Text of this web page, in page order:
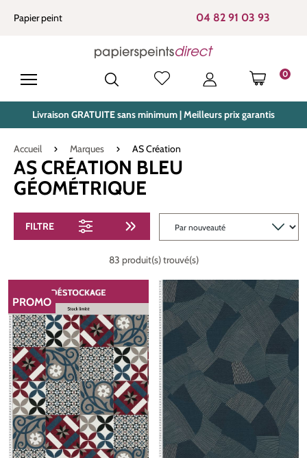
principal
Papier peint 04 82 91 03 93
0
LE
Livraison GRATUITE sans minimum | Meilleurs prix garantis
Accueil Marques AS Création
AS CRÉATION BLEU
GÉOMÉTRIQUE
FILTRE
83 produit(s) trouvé(s)
RÉDUCTION
PROMO